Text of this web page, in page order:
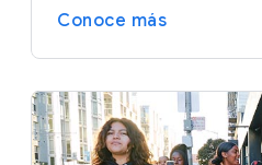
Conoce más